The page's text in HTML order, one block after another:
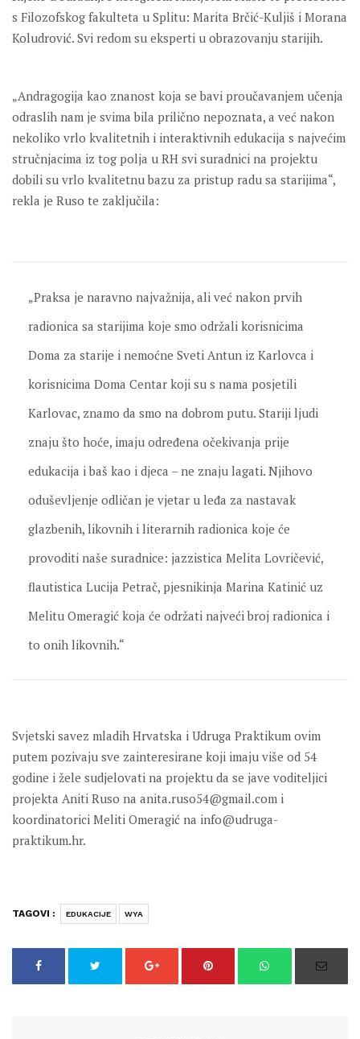
s Filozofskog fakulteta u Splitu: Marita Brčić-Kuljiš i Morana
Koludrović. Svi redom su eksperti u obrazovanju starijih.
„Andragogija kao znanost koja se bavi proučavanjem učenja
odraslih nam je svima bila prilično nepoznata, a već nakon
nekoliko vrlo kvalitetnih i interaktivnih edukacija s najvećim
stručnjacima iz tog polja u RH svi suradnici na projektu
dobili su vrlo kvalitetnu bazu za pristup radu sa starijima“,
rekla je Ruso te zaključila:
„Praksa je naravno najvažnija, ali već nakon prvih
radionica sa starijima koje smo održali korisnicima
Doma za starije i nemoćne Sveti Antun iz Karlovca i
korisnicima Doma Centar koji su s nama posjetili
Karlovac, znamo da smo na dobrom putu. Stariji ljudi
znaju što hoće, imaju određena očekivanja prije
edukacija i baš kao i djeca – ne znaju lagati. Njihovo
oduševljenje odličan je vjetar u leđa za nastavak
glazbenih, likovnih i literarnih radionica koje će
provoditi naše suradnice: jazzistica Melita Lovričević,
flautistica Lucija Petrač, pjesnikinja Marina Katinić uz
Melitu Omeragić koja će održati najveći broj radionica i
to onih likovnih.“
Svjetski savez mladih Hrvatska i Udruga Praktikum ovim
putem pozivaju sve zainteresirane koji imaju više od 54
godine i žele sudjelovati na projektu da se jave voditeljici
projekta Aniti Ruso na anita.ruso54@gmail.com i
koordinatorici Meliti Omeragić na info@udruga-
praktikum.hr.
TAGOVI : EDUKACIJE WYA